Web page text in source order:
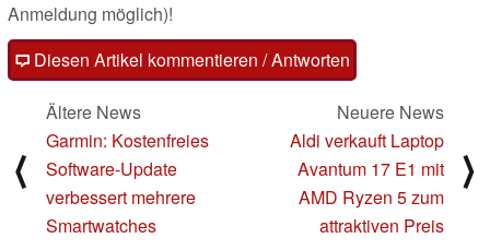
Anmeldung möglich)!
Diesen Artikel kommentieren / Antworten
⟨
Ältere News
Garmin: Kostenfreies
Software-Update
verbessert mehrere
Smartwatches
Neuere News
Aldi verkauft Laptop
Avantum 17 E1 mit
AMD Ryzen 5 zum
attraktiven Preis
⟩